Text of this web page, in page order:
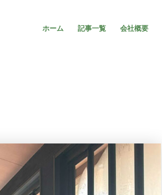
ホーム 記事一覧 会社概要